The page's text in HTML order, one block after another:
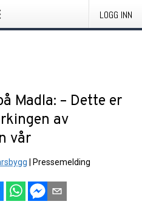
LOGG INN
Madla: – Dette er
av
vår
Pressemelding